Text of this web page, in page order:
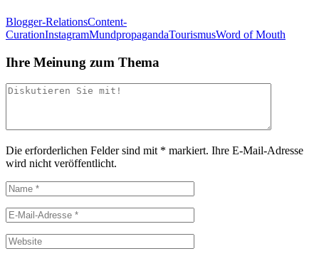
Blogger-RelationsContent-
CurationInstagramMundpropagandaTourismusWord of Mouth
Ihre Meinung zum Thema
Die erforderlichen Felder sind mit * markiert. Ihre E-Mail-Adresse
wird nicht veröffentlicht.